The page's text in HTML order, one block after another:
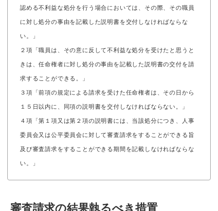
認める不利益な処分を行う場合においては、その際、その職員
に対し処分の事由を記載した説明書を交付しなければならな
い。」
２項「職員は、その意に反して不利益な処分を受けたと思うと
きは、任命権者に対し処分の事由を記載した説明書の交付を請
求することができる。」
３項「前項の規定による請求を受けた任命権者は、その日から
１５日以内に、同項の説明書を交付しなければならない。」
４項「第１項又は第２項の説明書には、当該処分につき、人事
委員会又は公平委員会に対して審査請求をすることができる旨
及び審査請求をすることができる期間を記載しなければならな
い。」
審査請求の結果執るべき措置